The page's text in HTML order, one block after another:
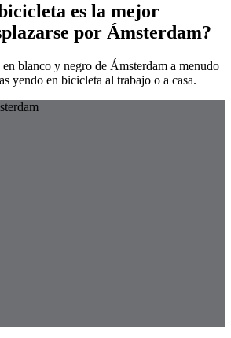
es la mejor
por Ámsterdam?
blanco y negro de Ámsterdam a menudo
yendo en bicicleta al trabajo o a casa.